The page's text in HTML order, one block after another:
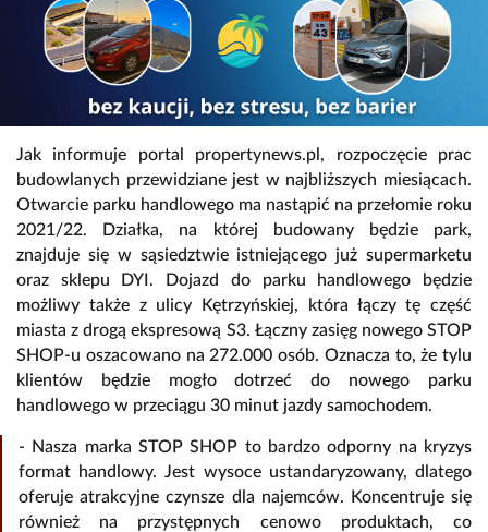
Jak informuje portal propertynews.pl, rozpoczęcie prac
budowlanych przewidziane jest w najbliższych miesiącach.
Otwarcie parku handlowego ma nastąpić na przełomie roku
2021/22. Działka, na której budowany będzie park,
znajduje się w sąsiedztwie istniejącego już supermarketu
oraz sklepu DYI. Dojazd do parku handlowego będzie
możliwy także z ulicy Kętrzyńskiej, która łączy tę część
miasta z drogą ekspresową S3. Łączny zasięg nowego STOP
SHOP-u oszacowano na 272.000 osób. Oznacza to, że tylu
klientów będzie mogło dotrzeć do nowego parku
handlowego w przeciągu 30 minut jazdy samochodem.
- Nasza marka STOP SHOP to bardzo odporny na kryzys
format handlowy. Jest wysoce ustandaryzowany, dlatego
oferuje atrakcyjne czynsze dla najemców. Koncentruje się
również na przystępnych cenowo produktach, co